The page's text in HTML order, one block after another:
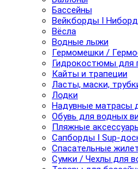
Бассейны
Вейкборды I
Вёсла
Водные лыжи
Гермомешки /
Гидрокостюмы для
Кайты и трапеции
Ласты, маски,
Лодки
Надувные матрасы
Обувь для водных
Пляжные
Сапборды I Sup-
Спасательные
Сумки / Чехлы для